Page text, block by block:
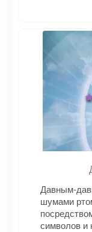
Давным-
шумами
символов и